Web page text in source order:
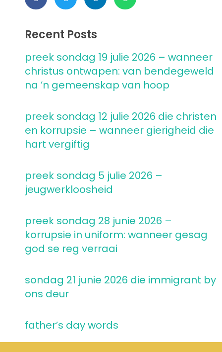
Recent Posts
preek sondag 19 julie 2026 – wanneer
christus ontwapen: van bendegeweld
na ’n gemeenskap van hoop
preek sondag 12 julie 2026 die christen
en korrupsie – wanneer gierigheid die
hart vergiftig
preek sondag 5 julie 2026 –
jeugwerkloosheid
preek sondag 28 junie 2026 –
korrupsie in uniform: wanneer gesag
god se reg verraai
sondag 21 junie 2026 die immigrant by
ons deur
father’s day words